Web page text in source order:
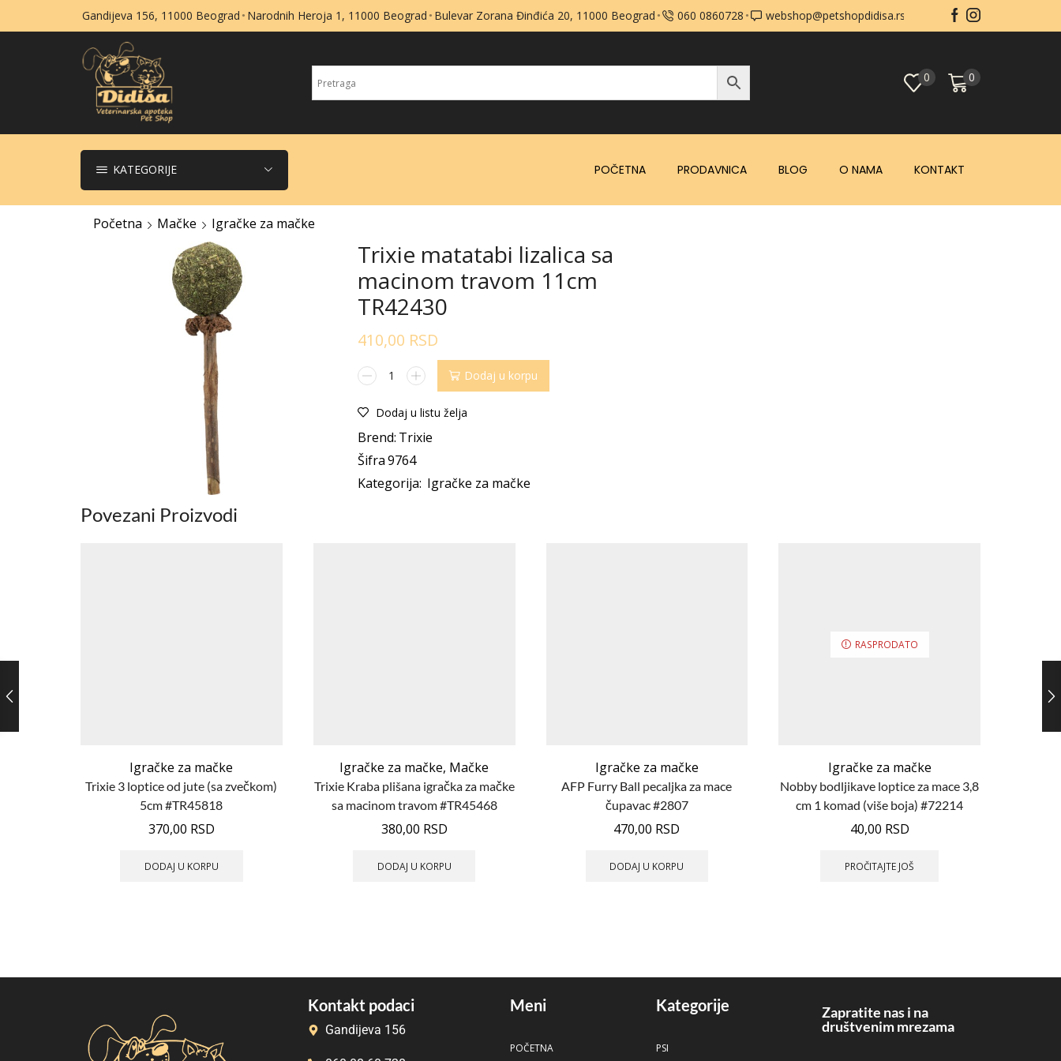
Gandijeva 156, 11000 Beograd Narodnih Heroja 1, 11000 Beograd Bulevar Zorana Đinđića 20, 11000 Beograd 060 0860728 webshop@petshopdidisa.rs
0 0
KATEGORIJE POČETNA PRODAVNICA BLOG O NAMA KONTAKT
Početna Mačke Igračke za mačke
Trixie matatabi lizalica sa
macinom travom 11cm
TR42430
410,00 RSD
Dodaj u korpu
Dodaj u listu želja
Brend: Trixie
Šifra9764
Kategorija: Igračke za mačke
Povezani Proizvodi
Igračke za mačke
Trixie 3 loptice od jute (sa zvečkom)
5cm #TR45818
370,00 RSD
DODAJ U KORPU
Igračke za mačke, Mačke
Trixie Kraba plišana igračka za mačke
sa macinom travom #TR45468
380,00 RSD
DODAJ U KORPU
Igračke za mačke
AFP Furry Ball pecaljka za mace
čupavac #2807
470,00 RSD
DODAJ U KORPU
RASPRODATO
Igračke za mačke
Nobby bodljikave loptice za mace 3,8
cm 1 komad (više boja) #72214
40,00 RSD
PROČITAJTE JOŠ
Kontakt podaci
Gandijeva 156
Meni
POČETNA
Kategorije
PSI
Zapratite nas i na
društvenim mrezama